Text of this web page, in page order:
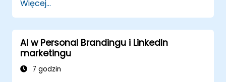
zmianami wewnętrznymi i kulturą
cyfrową, aby wspierać wdrażanie
sztucznej inteligencji.
Projektować taktyki zaangażowania dla
szkół i potencjalnych studentów
wspierane przez procesy oparte na
Więcej...
AI w Personal Brandingu i LinkedIn
marketingu
7 godzin